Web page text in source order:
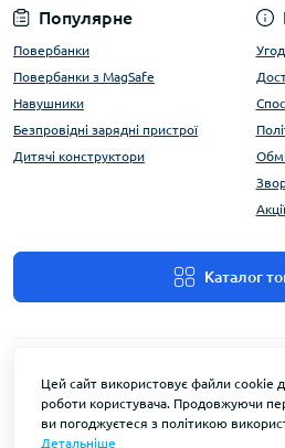
Популярне
Повербанки
Повербанки з MagSafe
Навушники
Безпровідні зарядні пристрої
Дитячі конструктори
Акції
Каталог
Цей сайт використовує файли cookie
роботи користувача. Продовжуючи
ви погоджуєтеся з політикою
Детальніше